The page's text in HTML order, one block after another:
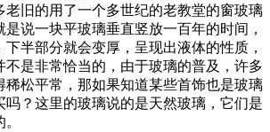
老旧的用了一个多世纪的老教堂的窗玻璃
说一块平玻璃垂直竖放一百年的时间，
下半部分就会变厚，呈现出液体的性质，
不是非常恰当的，由于玻璃的普及，许多
稀松平常，那如果知道某些首饰也是玻璃
吗？这里的玻璃说的是天然玻璃，它们是